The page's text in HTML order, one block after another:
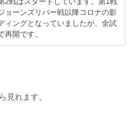
ョーンズリバー戦以降コロナの影
ィングとなっていましたが、全試
再開です。
見れます。